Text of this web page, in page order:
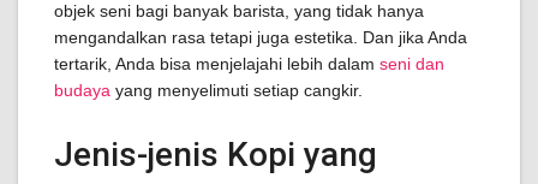
objek seni bagi banyak barista, yang tidak hanya
mengandalkan rasa tetapi juga estetika. Dan jika Anda
tertarik, Anda bisa menjelajahi lebih dalam seni dan
budaya yang menyelimuti setiap cangkir.
Jenis-jenis Kopi yang